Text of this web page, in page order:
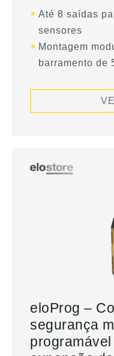
Até 8 saídas
sensores
Montagem
barramento de
eloProg –
segurança